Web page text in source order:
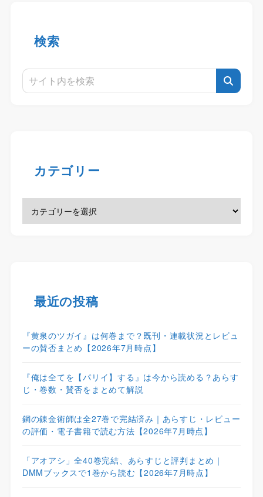
検索
カテゴリー
最近の投稿
『黄泉のツガイ』は何巻まで？既刊・連載状況とレビュ
ーの賛否まとめ【2026年7月時点】
『俺は全てを【パリイ】する』は今から読める？あらす
じ・巻数・賛否をまとめて解説
鋼の錬金術師は全27巻で完結済み｜あらすじ・レビュー
の評価・電子書籍で読む方法【2026年7月時点】
「アオアシ」全40巻完結、あらすじと評判まとめ｜
DMMブックスで1巻から読む【2026年7月時点】